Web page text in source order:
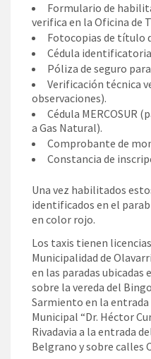
Formulario de
verifica en la Oficina de
Fotocopias de título
Cédula
Póliza de seguro
Verificación técnica
observaciones).
Cédula MERCOSUR
a Gas Natural).
Comprobante de
Constancia de
Una vez habilitados
identificados en el
en color rojo.
Los taxis tienen
Municipalidad de
en las paradas ubicadas
sobre la vereda del
Sarmiento en la
Municipal “Dr. Héctor
Rivadavia a la entrada
Belgrano y sobre calles